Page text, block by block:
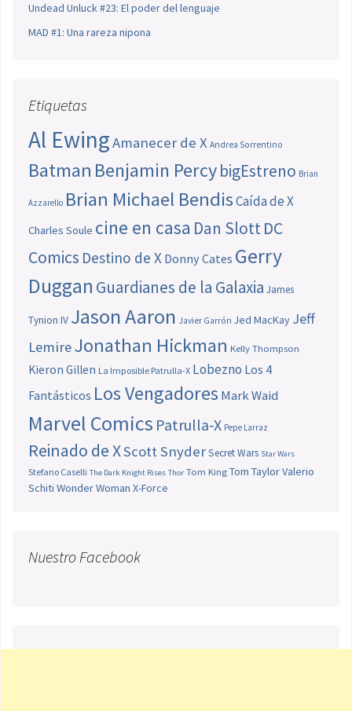
Undead Unluck #23: El poder del lenguaje
MAD #1: Una rareza nipona
Etiquetas
Al EwingAmanecer de X Andrea Sorrentino
Batman Benjamin PercybigEstreno Brian
Azzarello Brian Michael BendisCaída de X
Charles Soule cine en casa Dan SlottDC
Comics Destino de X Donny Cates Gerry
Duggan Guardianes de la Galaxia James
Tynion IV Jason Aaron Javier Garrón Jed MacKay Jeff
LemireJonathan Hickman Kelly Thompson
Kieron Gillen La Imposible Patrulla-X Lobezno Los 4
Fantásticos Los Vengadores Mark Waid
Marvel Comics Patrulla-X Pepe Larraz
Reinado de XScott SnyderSecret Wars Star Wars
Stefano Caselli The Dark Knight Rises Thor Tom King Tom TaylorValerio
Schiti Wonder Woman X-Force
Nuestro Facebook